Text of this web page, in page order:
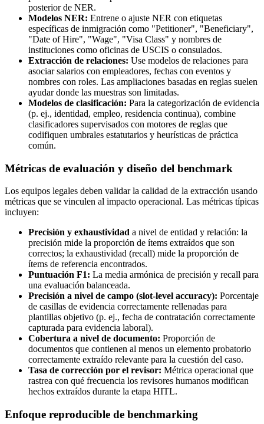
posterior de NER.
Modelos NER: Entrene o ajuste NER con etiquetas
específicas de inmigración como "Petitioner", "Beneficiary",
"Date of Hire", "Wage", "Visa Class" y nombres de
instituciones como oficinas de USCIS o consulados.
Extracción de relaciones: Use modelos de relaciones para
asociar salarios con empleadores, fechas con eventos y
nombres con roles. Las ampliaciones basadas en reglas suelen
ayudar donde las muestras son limitadas.
Modelos de clasificación: Para la categorización de evidencia
(p. ej., identidad, empleo, residencia continua), combine
clasificadores supervisados con motores de reglas que
codifiquen umbrales estatutarios y heurísticas de práctica
común.
Métricas de evaluación y diseño del benchmark
Los equipos legales deben validar la calidad de la extracción usando
métricas que se vinculen al impacto operacional. Las métricas típicas
incluyen:
Precisión y exhaustividad a nivel de entidad y relación: la
precisión mide la proporción de ítems extraídos que son
correctos; la exhaustividad (recall) mide la proporción de
ítems de referencia encontrados.
Puntuación F1: La media armónica de precisión y recall para
una evaluación balanceada.
Precisión a nivel de campo (slot-level accuracy): Porcentaje
de casillas de evidencia correctamente rellenadas para
plantillas objetivo (p. ej., fecha de contratación correctamente
capturada para evidencia laboral).
Cobertura a nivel de documento: Proporción de
documentos que contienen al menos un elemento probatorio
correctamente extraído relevante para la cuestión del caso.
Tasa de corrección por el revisor: Métrica operacional que
rastrea con qué frecuencia los revisores humanos modifican
hechos extraídos durante la etapa HITL.
Enfoque reproducible de benchmarking